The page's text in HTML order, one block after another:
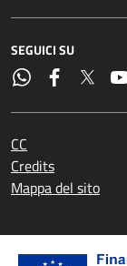
SEGUICI SU
CC
Credits
Mappa del sito